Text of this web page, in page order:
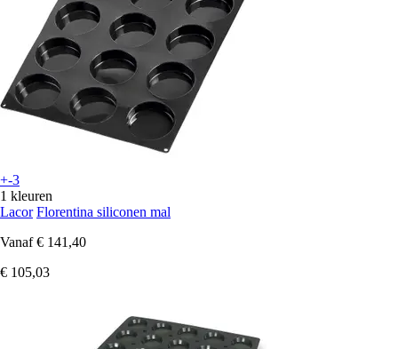
+-3
1 kleuren
Lacor Florentina siliconen mal
Vanaf € 141,40
€ 105,03